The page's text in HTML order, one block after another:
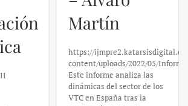
wp-
05/Informe_sobre_las_VTC.pdf
las
de los
la
El caso de
Silicon
Valley Bank:
un análisis